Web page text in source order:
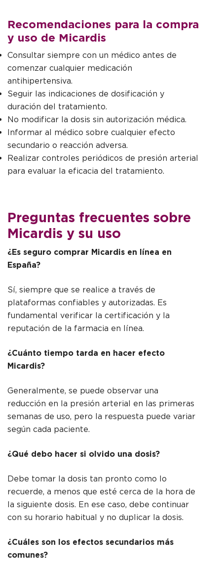
Recomendaciones para la compra
y uso de Micardis
Consultar siempre con un médico antes de
comenzar cualquier medicación
antihipertensiva.
Seguir las indicaciones de dosificación y
duración del tratamiento.
No modificar la dosis sin autorización médica.
Informar al médico sobre cualquier efecto
secundario o reacción adversa.
Realizar controles periódicos de presión arterial
para evaluar la eficacia del tratamiento.
Preguntas frecuentes sobre
Micardis y su uso
¿Es seguro comprar Micardis en línea en
España?
Sí, siempre que se realice a través de
plataformas confiables y autorizadas. Es
fundamental verificar la certificación y la
reputación de la farmacia en línea.
¿Cuánto tiempo tarda en hacer efecto
Micardis?
Generalmente, se puede observar una
reducción en la presión arterial en las primeras
semanas de uso, pero la respuesta puede variar
según cada paciente.
¿Qué debo hacer si olvido una dosis?
Debe tomar la dosis tan pronto como lo
recuerde, a menos que esté cerca de la hora de
la siguiente dosis. En ese caso, debe continuar
con su horario habitual y no duplicar la dosis.
¿Cuáles son los efectos secundarios más
comunes?